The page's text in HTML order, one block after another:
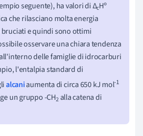
seguente), ha valori di ∆cHº
che rilasciano molta energia
e quindi sono ottimi
osservare una chiara tendenza
delle famiglie di idrocarburi
l'entalpia standard di
alcaniaumenta di circa 650 kJ mol-1
un gruppo -CH2 alla catena di